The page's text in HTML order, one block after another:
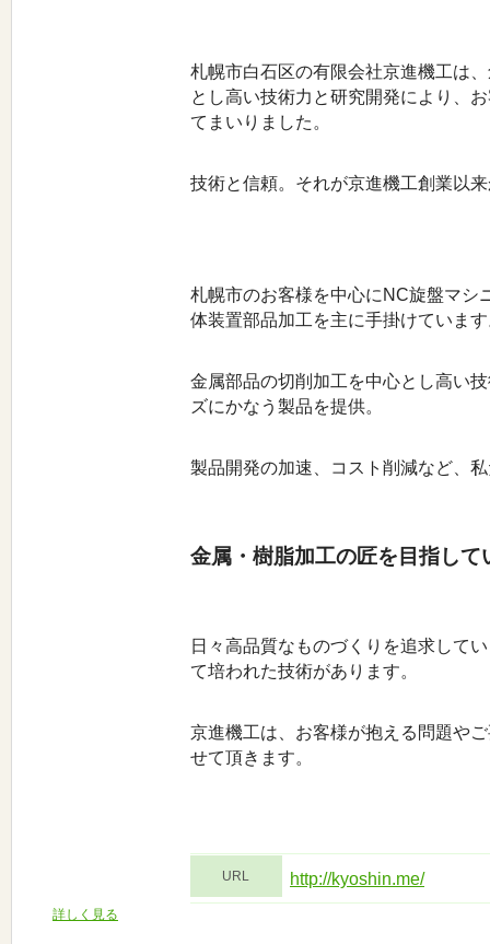
札幌市白石区の有限会社京進機工は
とし高い技術力と研究開発により、
てまいりました。
技術と信頼。それが京進機工創業以
札幌市のお客様を中心にNC旋盤マシ
体装置部品加工を主に手掛けていま
金属部品の切削加工を中心とし高い
ズにかなう製品を提供。
製品開発の加速、コスト削減など、
金属・樹脂加工の匠を目指して
日々高品質なものづくりを追求して
て培われた技術があります。
京進機工は、お客様が抱える問題や
せて頂きます。
URL http://kyoshin.me/
詳しく見る